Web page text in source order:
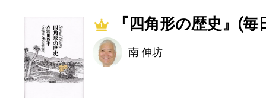
1 『四角形の歴史』(毎
南 伸坊